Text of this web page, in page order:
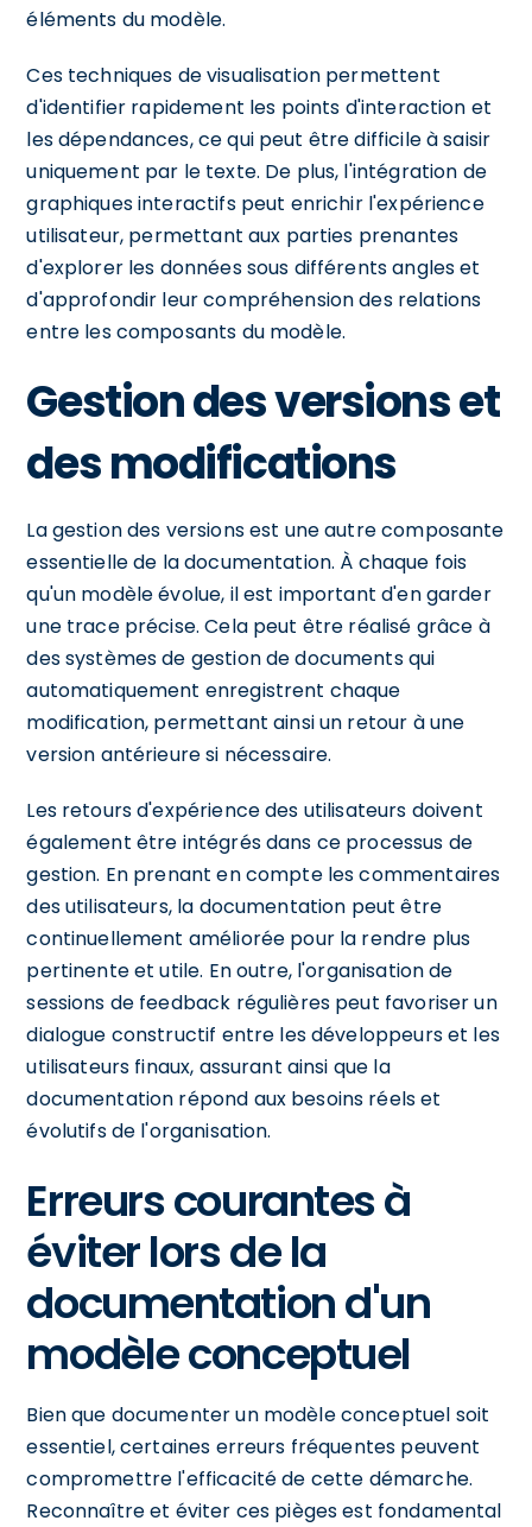
éléments du modèle.
Ces techniques de visualisation permettent
d'identifier rapidement les points d'interaction et
les dépendances, ce qui peut être difficile à saisir
uniquement par le texte. De plus, l'intégration de
graphiques interactifs peut enrichir l'expérience
utilisateur, permettant aux parties prenantes
d'explorer les données sous différents angles et
d'approfondir leur compréhension des relations
entre les composants du modèle.
Gestion des versions et
des modifications
La gestion des versions est une autre composante
essentielle de la documentation. À chaque fois
qu'un modèle évolue, il est important d'en garder
une trace précise. Cela peut être réalisé grâce à
des systèmes de gestion de documents qui
automatiquement enregistrent chaque
modification, permettant ainsi un retour à une
version antérieure si nécessaire.
Les retours d'expérience des utilisateurs doivent
également être intégrés dans ce processus de
gestion. En prenant en compte les commentaires
des utilisateurs, la documentation peut être
continuellement améliorée pour la rendre plus
pertinente et utile. En outre, l'organisation de
sessions de feedback régulières peut favoriser un
dialogue constructif entre les développeurs et les
utilisateurs finaux, assurant ainsi que la
documentation répond aux besoins réels et
évolutifs de l'organisation.
Erreurs courantes à
éviter lors de la
documentation d'un
modèle conceptuel
Bien que documenter un modèle conceptuel soit
essentiel, certaines erreurs fréquentes peuvent
compromettre l'efficacité de cette démarche.
Reconnaître et éviter ces pièges est fondamental